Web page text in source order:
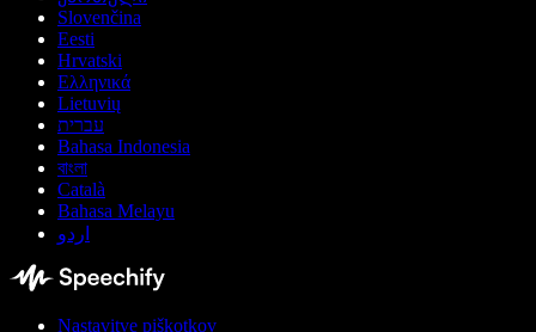
Slovenčina
Eesti
Hrvatski
Ελληνικά
Lietuvių
עברית
Bahasa Indonesia
বাংলা
Català
Bahasa Melayu
اردو
Nastavitve piškotkov